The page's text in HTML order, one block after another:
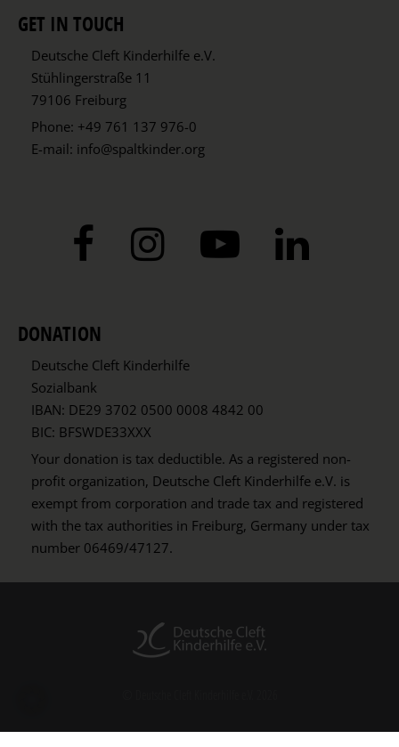
GET IN TOUCH
Deutsche Cleft Kinderhilfe e.V.
Stühlingerstraße 11
79106 Freiburg
Phone: +49 761 137 976-0
E-mail: info@spaltkinder.org
DONATION
Deutsche Cleft Kinderhilfe
Sozialbank
IBAN: DE29 3702 0500 0008 4842 00
BIC: BFSWDE33XXX
Your donation is tax deductible. As a registered non-
profit organization, Deutsche Cleft Kinderhilfe e.V. is
exempt from corporation and trade tax and registered
with the tax authorities in Freiburg, Germany under tax
number 06469/47127.